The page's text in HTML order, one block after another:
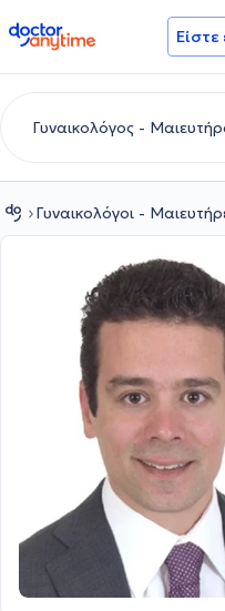
doctoranytime Είστε
Γυναικολόγοι -